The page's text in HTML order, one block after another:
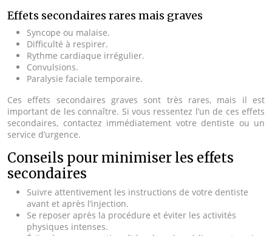
Effets secondaires rares mais graves
Syncope ou malaise.
Difficulté à respirer.
Rythme cardiaque irrégulier.
Convulsions.
Paralysie faciale temporaire.
Ces effets secondaires graves sont très rares, mais il est
important de les connaître. Si vous ressentez l’un de ces effets
secondaires, contactez immédiatement votre dentiste ou un
service d’urgence.
Conseils pour minimiser les effets
secondaires
Suivre attentivement les instructions de votre dentiste
avant et après l’injection.
Se reposer après la procédure et éviter les activités
physiques intenses.